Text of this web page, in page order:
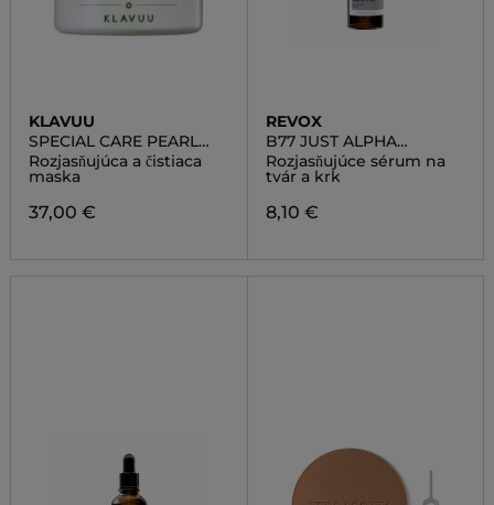
KLAVUU
SPECIAL CARE PEARL
GLOW MASK
Rozjasňujúca a čistiaca
maska
37,00 €
REVOX
B77 JUST ALPHA
ARBUTIN 2% + HA
Rozjasňujúce sérum na
tvár a krk
8,10 €